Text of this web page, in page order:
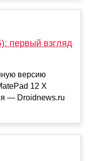
первый взгляд
версию
12 X
— Droidnews.ru